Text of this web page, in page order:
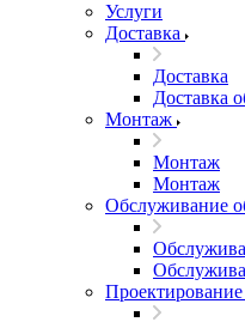
Услуги
Доставка
Доставка
Доставка
Монтаж
Монтаж
Монтаж
Обслуживание
Проектирование